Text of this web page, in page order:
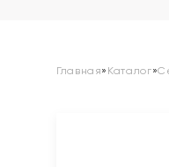
Главная» Каталог»